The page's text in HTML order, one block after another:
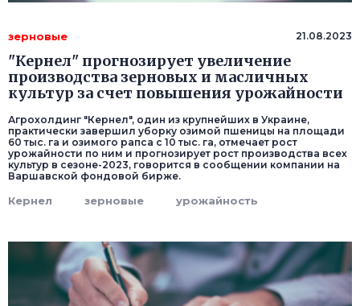
зерновые 21.08.2023
"Кернел" прогнозирует увеличение
производства зерновых и масличных
культур за счет повышения урожайности
Агрохолдинг "Кернел", один из крупнейших в Украине,
практически завершил уборку озимой пшеницы на площади
60 тыс. га и озимого рапса с 10 тыс. га, отмечает рост
урожайности по ним и прогнозирует рост производства всех
культур в сезоне-2023, говорится в сообщении компании на
Варшавской фондовой бирже.
Кернел зерновые урожайность